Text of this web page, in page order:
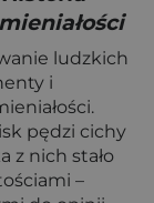
ludzkich
i
pędzi cichy
z nich stało
–